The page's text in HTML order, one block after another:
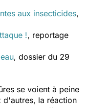
aux insecticides,
!, reportage
, dossier du 29
se voient à peine
d'autres, la réaction